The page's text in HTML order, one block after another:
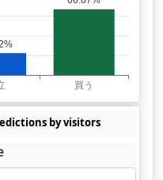
by visitors